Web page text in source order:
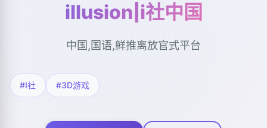
illusion|i社中国
中国,国语,鲜推离放官式平台
#I社 #3D游戏